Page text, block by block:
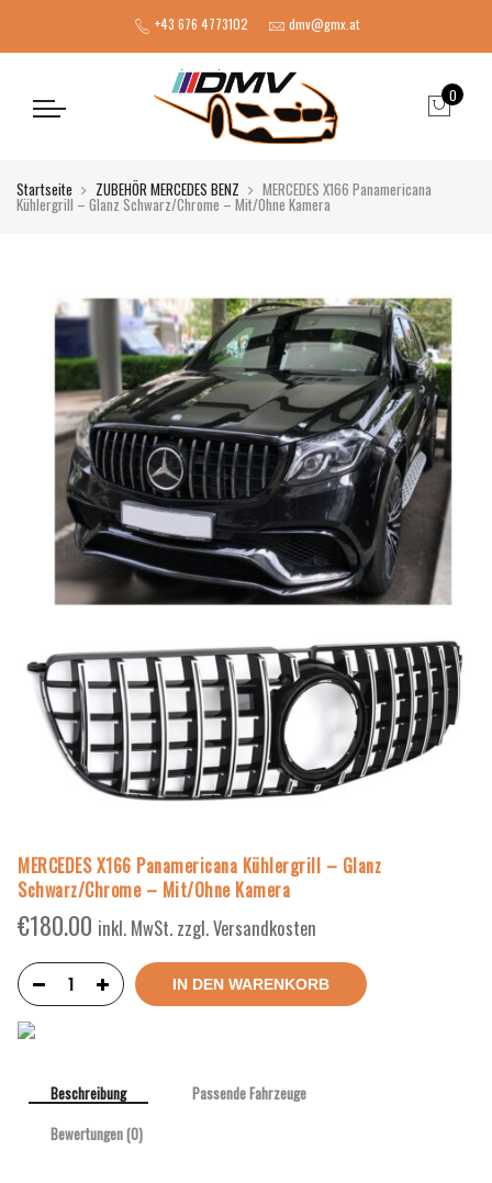
+43 676 4773102 dmv@gmx.at
0
Startseite ZUBEHÖR MERCEDES BENZ MERCEDES X166 Panamericana
Kühlergrill – Glanz Schwarz/Chrome – Mit/Ohne Kamera
MERCEDES X166 Panamericana Kühlergrill – Glanz
Schwarz/Chrome – Mit/Ohne Kamera
€180.00 inkl. MwSt. zzgl. Versandkosten
IN DEN WARENKORB
Beschreibung
Passende Fahrzeuge
Bewertungen (0)